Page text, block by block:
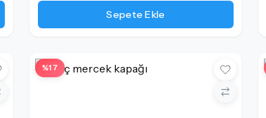
Sepete Ekle
%17